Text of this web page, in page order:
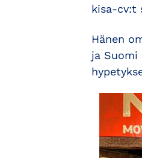
kisa-cv:t
Hänen
ja Suomi